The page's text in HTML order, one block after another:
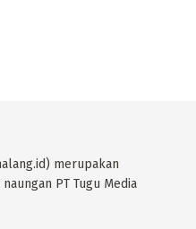
merupakan
PT Tugu Media